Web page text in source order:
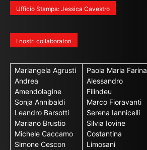
Ufficio Stampa: Jessica Cavestro
I nostri collaboratori
Mariangela Agrusti
Andrea
Amendolagine
Sonja Annibaldi
Leandro Barsotti
Mariano Brustio
Michele Caccamo
Simone Cescon
Paola Maria Farina
Alessandro
Filindeu
Marco Fioravanti
Serena Iannicelli
Silvia Iovine
Costantina
Limosani